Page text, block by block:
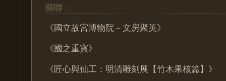
關聯：
《國立故宮博物院－文房聚英》
《國之重寶》
《匠心與仙工：明清雕刻展【竹木果核篇】》